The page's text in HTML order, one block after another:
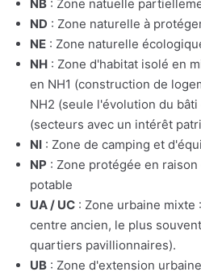
NB : Zone natuelle
ND : Zone naturelle à
NE : Zone naturelle
NH : Zone d'habitat isolé en
en NH1 (construction de
NH2 (seule l'évolution du
(secteurs avec un intérêt
NI : Zone de camping et
NP : Zone protégée en
potable
UA / UC : Zone urbaine mixte
centre ancien, le plus
quartiers pavillionnaires).
UB : Zone d'extension